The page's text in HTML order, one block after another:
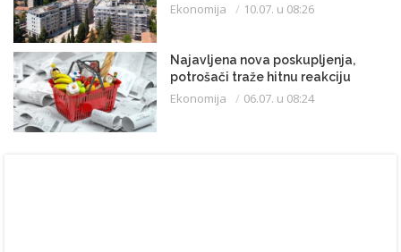
Ekonomija 10.07. u 08:26
Najavljena nova poskupljenja,
potrošači traže hitnu reakciju
Ekonomija 06.07. u 08:24